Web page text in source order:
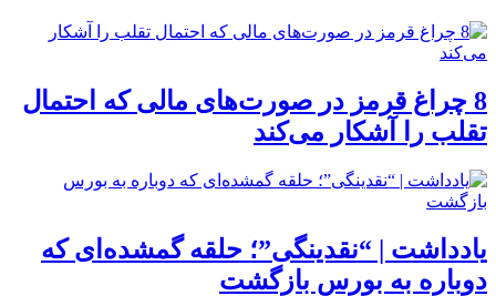
8 چراغ قرمز در صورت‌های مالی که احتمال
تقلب را آشکار می‌کند
یادداشت | “نقدینگی”؛ حلقه گمشده‌ای که
دوباره به بورس بازگشت